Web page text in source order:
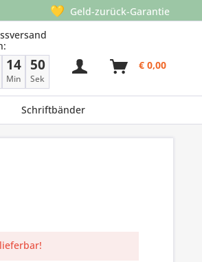
💛 Geld-zurück-Garantie
14
Min
50
Sek
€ 0,00
Schriftbänder